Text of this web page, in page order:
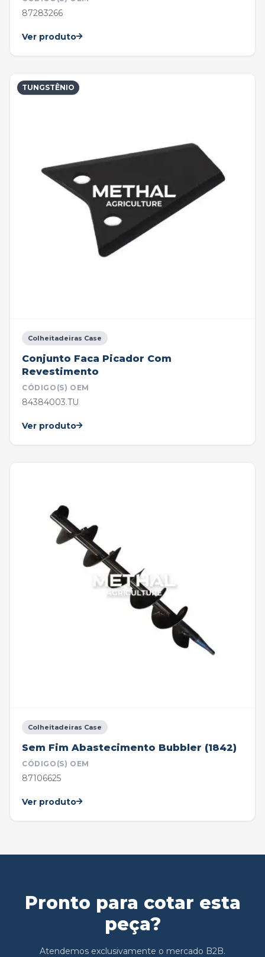
87283266
Ver produto
TUNGSTÊNIO
Colheitadeiras Case
Conjunto Faca Picador Com
Revestimento
CÓDIGO(S) OEM
84384003.TU
Ver produto
Colheitadeiras Case
Sem Fim Abastecimento Bubbler (1842)
CÓDIGO(S) OEM
87106625
Ver produto
Pronto para cotar esta
peça?
Atendemos exclusivamente o mercado B2B.